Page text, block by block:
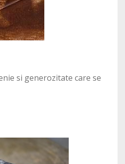
si generozitate care se